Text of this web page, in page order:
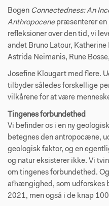
Bogen Connectedness: An
Anthropocene præsenterer
refleksioner over den tid, vi
andet Bruno Latour,
Astrida Neimanis, Rune
Josefine Klougart med flere.
tilbyder således forskellige
vilkårene for at være
Tingenes forbundethed
Vi befinder os i en ny
betegnes den antropocæne,
geologisk faktor, og en
og natur eksisterer ikke. Vi
om tingenes forbundethed.
afhængighed, som udforskes
2021, men også i de knap